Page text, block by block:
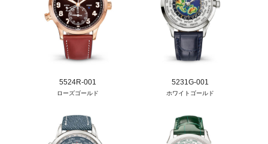
5524R-001
ローズゴールド
5231G-001
ホワイトゴールド